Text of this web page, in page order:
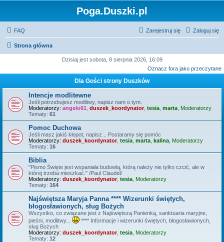
Poga.Duszki.pl
FAQ Zaloguj się
Zarejestruj się
Strona główna
Dzisiaj jest sobota, 8 sierpnia 2026, 16:09
Oznacz fora jako przeczytane
Dla Gości strony Duszków
Intencje modlitewne
Jeśli potrzebujesz modlitwy, napisz nam o tym.
Moderatorzy: angelo61 duszek_koordynator, tesia marta Moderatorzy
Tematy: 61
Pomoc Duchowa
Jeśli masz jakiś kłopot, napisz... Postaramy się pomóc
Moderatorzy: duszek_koordynator, tesia marta kalina Moderatorzy
Tematy: 16
Biblia
"Pismo Święte jest wspaniała budowlą, którą należy nie tylko czcić, ale w
której trzeba mieszkać." /Paul Claudel/
Moderatorzy: duszek_koordynator, tesia Moderatorzy
Tematy: 164
Najświętsza Maryja Panna **** Wizerunki świętych,
błogosławionych, sług Bożych
Wszystko, co związane jest z Najświętszą Panienką, sanktuaria maryjne,
pieśni, modlitwy...
**** Informacje i wizerunki świętych, błogosławionych,
sług Bożych
Moderatorzy: duszek_koordynator, tesia Moderatorzy
Tematy: 12